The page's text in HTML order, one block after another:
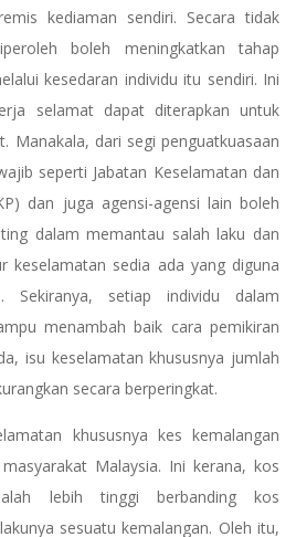
kediaman sendiri. Secara tidak
boleh meningkatkan tahap
kesedaran individu itu sendiri. Ini
selamat dapat diterapkan untuk
Manakala, dari segi penguatkuasaan
seperti Jabatan Keselamatan dan
dan juga agensi-agensi lain boleh
dalam memantau salah laku dan
keselamatan sedia ada yang diguna
setiap individu dalam
menambah baik cara pemikiran
isu keselamatan khususnya jumlah
secara berperingkat.
khususnya kes kemalangan
Malaysia. Ini kerana, kos
lebih tinggi berbanding kos
sesuatu kemalangan. Oleh itu,